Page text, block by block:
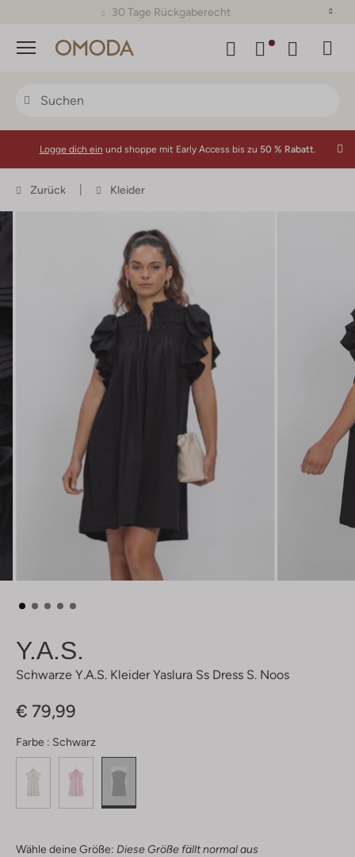
30 Tage Rückgaberecht
Menü
Logge dich ein und shoppe mit Early Access bis zu 50 % Rabatt.
Zurück Kleider
Y.a.s.
Schwarze Y.a.s. Kleider Yaslura Ss Dress S. Noos
€ 79,99
Farbe : Schwarz
Wähle deine Größe: Diese Größe fällt normal aus